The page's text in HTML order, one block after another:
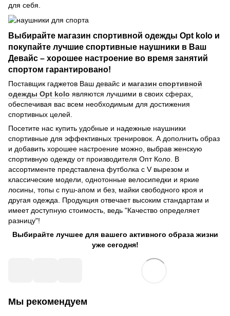
для себя.
Выбирайте магазин спортивной одежды Opt kolo и
покупайте лучшие спортивные наушники в Ваш
Девайс – хорошее настроение во время занятий
спортом гарантировано!
Поставщик гаджетов Ваш девайс и магазин спортивной
одежды Opt kolo являются лучшими в своих сферах,
обеспечивая вас всем необходимым для достижения
спортивных целей.
Посетите нас купить удобные и надежные наушники
спортивные для эффективных тренировок. А дополнить образ
и добавить хорошее настроение можно, выбрав женскую
спортивную одежду от производителя Опт Коло. В
ассортименте представлена футболка с V вырезом и
классические модели, однотонные велосипедки и яркие
лосины, топы с пуш-апом и без, майки свободного кроя и
другая одежда. Продукция отвечает высоким стандартам и
имеет доступную стоимость, ведь "Качество определяет
разницу"!
Выбирайте лучшее для вашего активного образа жизни
уже сегодня!
Мы рекомендуем